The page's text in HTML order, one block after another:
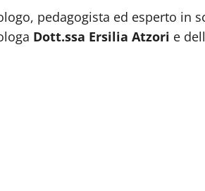
pedagogista ed esperto in
Dott.ssa Ersilia Atzori e